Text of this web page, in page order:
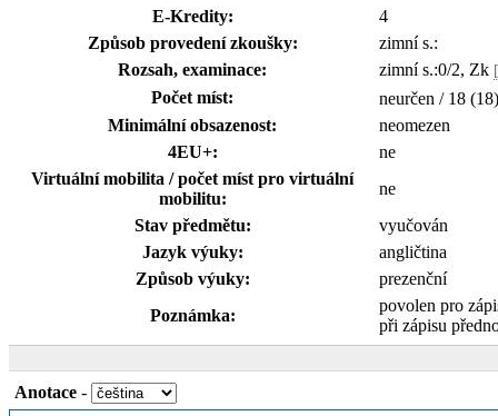
E-Kredity:
4
Způsob provedení zkoušky:
zimní s.:
Rozsah, examinace:
zimní s.:0/2, Zk
Počet míst:
neurčen / 18 (18)
Minimální obsazenost:
neomezen
4EU+:
ne
Virtuální mobilita / počet míst pro virtuální
mobilitu:
ne
Stav předmětu:
vyučován
Jazyk výuky:
angličtina
Způsob výuky:
prezenční
Poznámka:
povolen pro
při zápisu
Anotace -